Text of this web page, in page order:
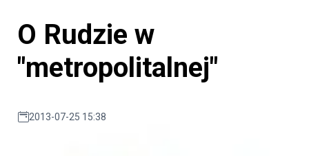
O Rudzie w
"metropolitalnej"
2013-07-25 15:38